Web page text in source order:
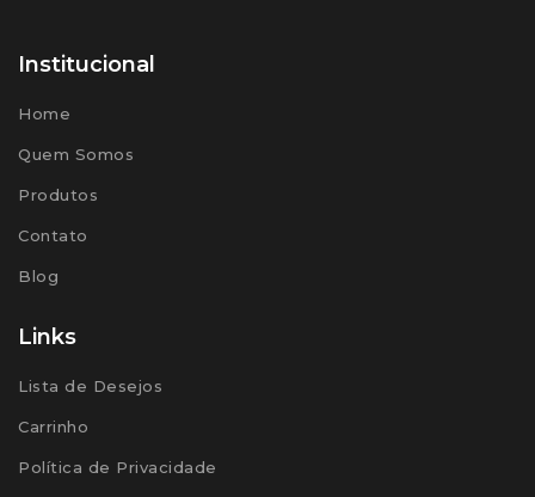
Institucional
Home
Quem Somos
Produtos
Contato
Blog
Links
Lista de Desejos
Carrinho
Política de Privacidade